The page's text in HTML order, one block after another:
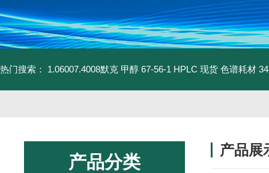
热门搜索： 1.06007.4008默克 甲醇 67-56-1 HPLC 现货 色谱耗材
产品分类
产品展